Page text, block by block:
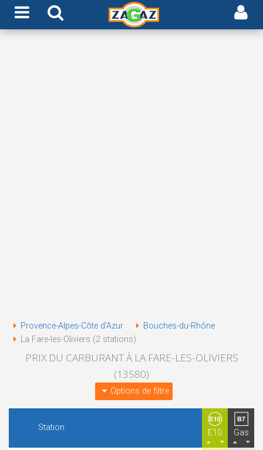
Provence-Alpes-Côte d'Azur
Bouches-du-Rhône
La Fare-les-Oliviers (2 stations)
PRIX DU CARBURANT À LA FARE-LES-OLIVIERS
(13580)
Options de filtre
Station
E10 Gas